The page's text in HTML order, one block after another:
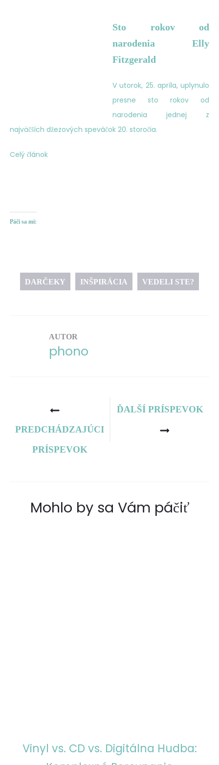
Sto rokov od
narodenia Elly
Fitzgerald
V utorok, 25. apríla, uplynulo
presne sto rokov od
narodenia jednej z
najväčších džezových speváčok 20. storočia.
Celý článok
Páči sa mi:
DARČEKY INŠPIRÁCIA VEDELI STE?
AUTOR
phono
Navigácia
v
článku
PREDCHÁDZAJÚCI
PRÍSPEVOK
ĎALŠÍ PRÍSPEVOK
Mohlo by sa Vám páčiť
Vinyl vs. CD vs. Digitálna Hudba: